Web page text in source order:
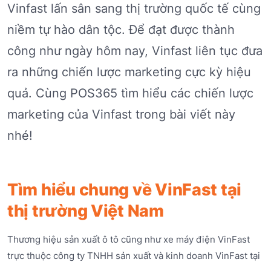
Vinfast lấn sân sang thị trường quốc tế cùng
niềm tự hào dân tộc. Để đạt được thành
công như ngày hôm nay, Vinfast liên tục đưa
ra những chiến lược marketing cực kỳ hiệu
quả. Cùng POS365 tìm hiểu các chiến lược
marketing của Vinfast trong bài viết này
nhé!
Tìm hiểu chung về VinFast tại
thị trường Việt Nam
Thương hiệu sản xuất ô tô cũng như xe máy điện VinFast
trực thuộc công ty TNHH sản xuất và kinh doanh VinFast tại